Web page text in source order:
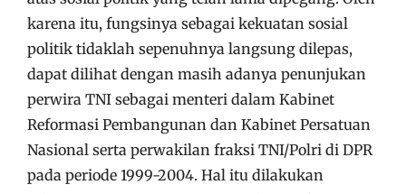
karena itu, fungsinya sebagai kekuatan sosial
politik tidaklah sepenuhnya langsung dilepas,
dapat dilihat dengan masih adanya penunjukan
perwira TNI sebagai menteri dalam Kabinet
Reformasi Pembangunan dan Kabinet Persatuan
Nasional serta perwakilan fraksi TNI/Polri di DPR
pada periode 1999-2004. Hal itu dilakukan